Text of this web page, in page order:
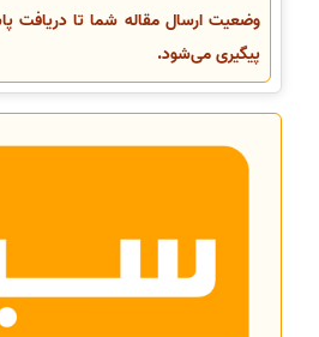
وضعیت ارسال مقاله شما تا دریافت
پیگیری می‌شود.